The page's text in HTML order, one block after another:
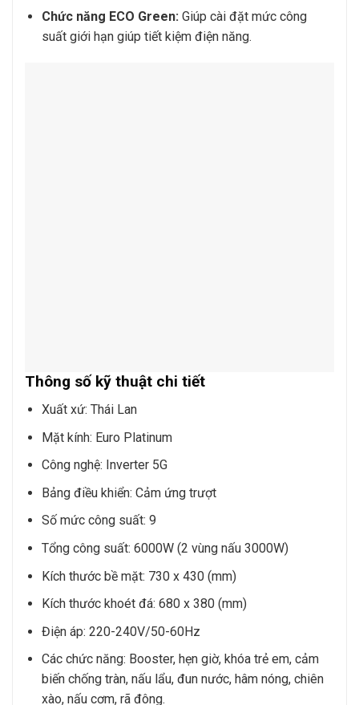
Chức năng ECO Green: Giúp cài đặt mức công
suất giới hạn giúp tiết kiệm điện năng.
Thông số kỹ thuật chi tiết
Xuất xứ: Thái Lan
Mặt kính: Euro Platinum
Công nghệ: Inverter 5G
Bảng điều khiển: Cảm ứng trượt
Số mức công suất: 9
Tổng công suất: 6000W (2 vùng nấu 3000W)
Kích thước bề mặt: 730 x 430 (mm)
Kích thước khoét đá: 680 x 380 (mm)
Điện áp: 220-240V/50-60Hz
Các chức năng: Booster, hẹn giờ, khóa trẻ em, cảm
biến chống tràn, nấu lẩu, đun nước, hâm nóng, chiên
xào, nấu cơm, rã đông.